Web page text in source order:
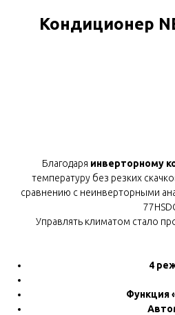
Кондиционер
Благодаря инверторному
температуру без резких
сравнению с неинверторными
Управлять климатом стало
4
Функция